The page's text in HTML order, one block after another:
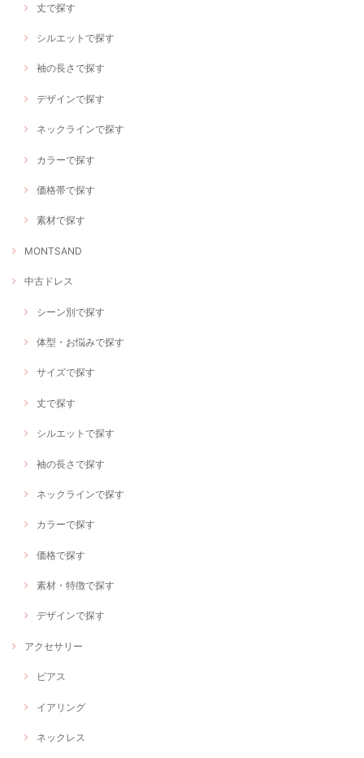
丈で探す
シルエットで探す
袖の長さで探す
デザインで探す
ネックラインで探す
カラーで探す
価格帯で探す
素材で探す
MONTSAND
中古ドレス
シーン別で探す
体型・お悩みで探す
サイズで探す
丈で探す
シルエットで探す
袖の長さで探す
ネックラインで探す
カラーで探す
価格で探す
素材・特徴で探す
デザインで探す
アクセサリー
ピアス
イアリング
ネックレス